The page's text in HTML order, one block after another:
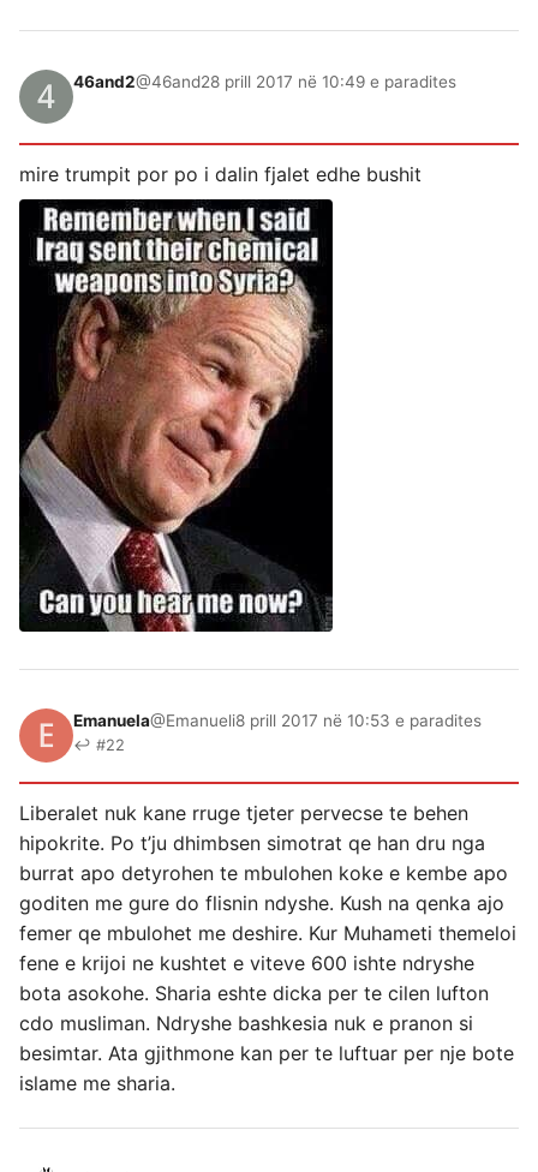
46and2@46and28 prill 2017 në 10:49 e paradites
mire trumpit por po i dalin fjalet edhe bushit
Emanuela@Emanueli8 prill 2017 në 10:53 e paradites
↩ #22
Liberalet nuk kane rruge tjeter pervecse te behen
hipokrite. Po t’ju dhimbsen simotrat qe han dru nga
burrat apo detyrohen te mbulohen koke e kembe apo
goditen me gure do flisnin ndyshe. Kush na qenka ajo
femer qe mbulohet me deshire. Kur Muhameti themeloi
fene e krijoi ne kushtet e viteve 600 ishte ndryshe
bota asokohe. Sharia eshte dicka per te cilen lufton
cdo musliman. Ndryshe bashkesia nuk e pranon si
besimtar. Ata gjithmone kan per te luftuar per nje bote
islame me sharia.